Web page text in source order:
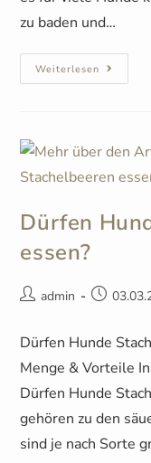
zu baden und…
Weiterlesen
Dürfen
essen?
admin
Dürfen Hunde
Menge & Vorteile
Dürfen Hunde
gehören zu den
sind je nach Sorte